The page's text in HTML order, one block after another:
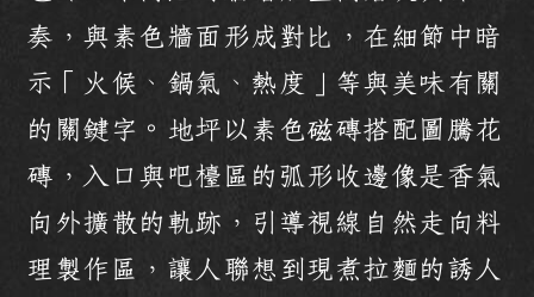
奏，與素色牆面形成對比，在細節中暗
示「火候、鍋氣、熱度」等與美味有關
的關鍵字。地坪以素色磁磚搭配圖騰花
磚，入口與吧檯區的弧形收邊像是香氣
向外擴散的軌跡，引導視線自然走向料
理製作區，讓人聯想到現煮拉麵的誘人